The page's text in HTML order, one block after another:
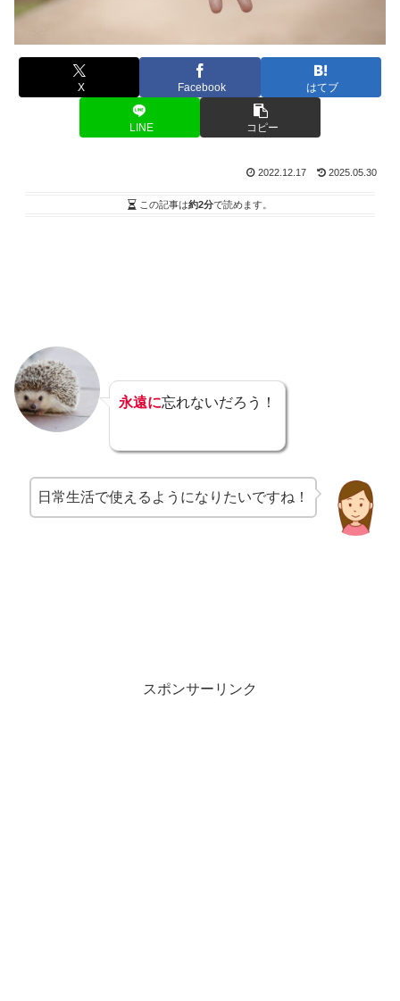
X Facebook はてブ
LINE コピー
2022.12.17 2025.05.30
この記事は約2分で読めます。
永遠に忘れないだろう！
日常生活で使えるようになりたいですね！
スポンサーリンク